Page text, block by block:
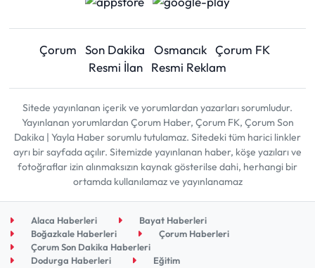
Çorum Son Dakika Osmancık Çorum FK
Resmi İlan
Resmi Reklam
Sitede yayınlanan içerik ve yorumlardan yazarları sorumludur.
Yayınlanan yorumlardan Çorum Haber, Çorum FK, Çorum Son
Dakika | Yayla Haber sorumlu tutulamaz. Sitedeki tüm harici linkler
ayrı bir sayfada açılır. Sitemizde yayınlanan haber, köşe yazıları ve
fotoğraflar izin alınmaksızın kaynak gösterilse dahi, herhangi bir
ortamda kullanılamaz ve yayınlanamaz
Alaca Haberleri
Bayat Haberleri
Boğazkale Haberleri
Çorum Haberleri
Çorum Son Dakika Haberleri
Dodurga Haberleri
Eğitim